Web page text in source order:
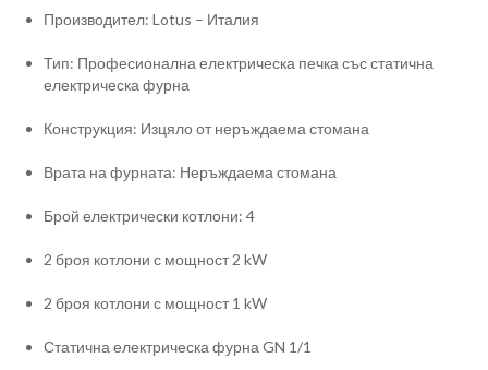
Производител: Lotus – Италия
Тип: Професионална електрическа печка със статична
електрическа фурна
Конструкция: Изцяло от неръждаема стомана
Врата на фурната: Неръждаема стомана
Брой електрически котлони: 4
2 броя котлони с мощност 2 kW
2 броя котлони с мощност 1 kW
Статична електрическа фурна GN 1/1